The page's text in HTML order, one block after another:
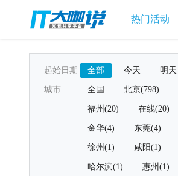
热门活动
起始日期 全部 今天 明天
城市 全国 北京(798)
福州(20) 在线(20)
金华(4) 东莞(4)
徐州(1) 咸阳(1)
哈尔滨(1) 惠州(1)